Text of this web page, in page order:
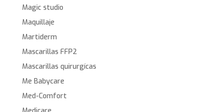
Magic studio
Maquillaje
Martiderm
Mascarillas FFP2
Mascarillas quirurgícas
Me Babycare
Med-Comfort